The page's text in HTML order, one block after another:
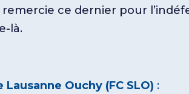
ce dernier pour
là.
Ouchy (FC SLO) :